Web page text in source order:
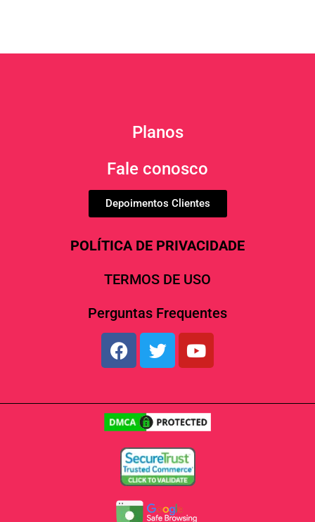
Planos
Fale conosco
Depoimentos Clientes
POLÍTICA DE PRIVACIDADE
TERMOS DE USO
Perguntas Frequentes